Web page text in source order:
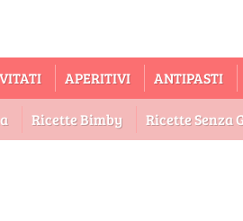
APERITIVI ANTIPASTI
Ricette Bimby Ricette Senza